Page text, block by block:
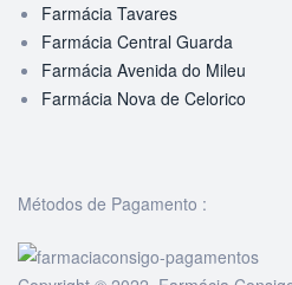
Farmácia Tavares
Farmácia Central Guarda
Farmácia Avenida do Mileu
Farmácia Nova de Celorico
Métodos de Pagamento :